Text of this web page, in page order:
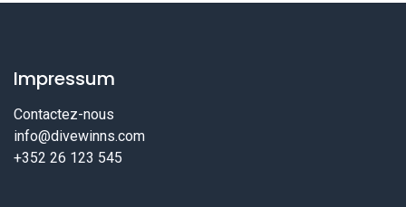
Impressum
Contactez-nous
info@divewinns.com
+352 26 123 545